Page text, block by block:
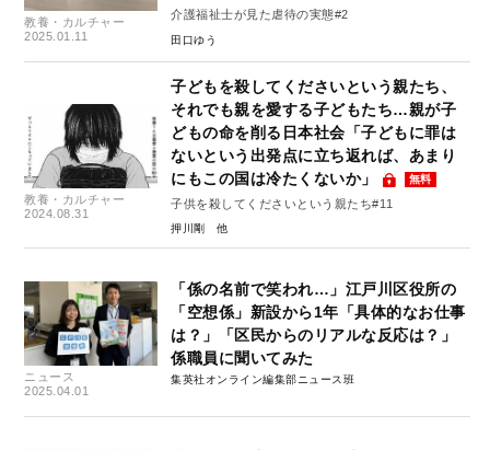
教養・カルチャー
2025.01.11
介護福祉士が見た虐待の実態#2
田口ゆう
教養・カルチャー
2024.08.31
子どもを殺してくださいという親たち、
それでも親を愛する子どもたち…親が子
どもの命を削る日本社会「子どもに罪は
ないという出発点に立ち返れば、あまり
にもこの国は冷たくないか」
無料
子供を殺してくださいという親たち#11
押川剛
ニュース
2025.04.01
「係の名前で笑われ…」江戸川区役所の
「空想係」新設から1年「具体的なお仕事
は？」「区民からのリアルな反応は？」
係職員に聞いてみた
集英社オンライン編集部ニュース班